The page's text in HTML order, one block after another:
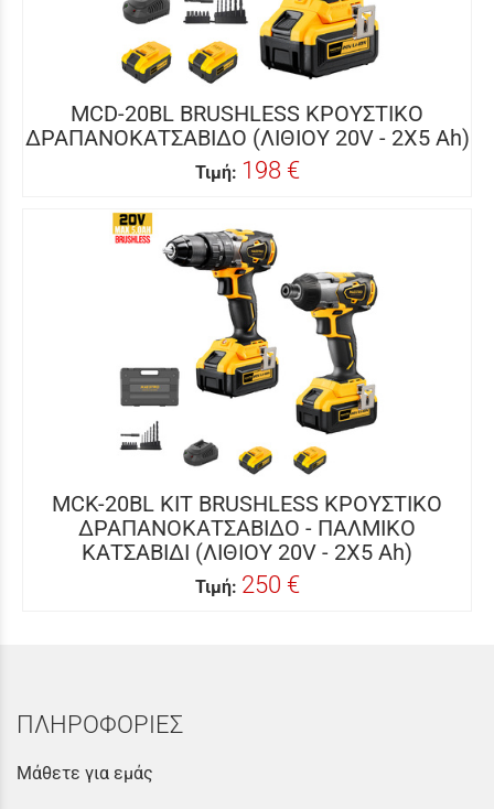
MCD-20BL BRUSHLESS ΚΡΟΥΣΤΙΚΟ
ΔΡΑΠΑΝΟΚΑΤΣΑΒΙΔΟ (ΛΙΘΙΟΥ 20V - 2X5 Ah)
Τιμή: 198 €
MCK-20BL KIT BRUSHLESS ΚΡΟΥΣΤΙΚΟ
ΔΡΑΠΑΝΟΚΑΤΣΑΒΙΔΟ - ΠΑΛΜΙΚΟ
ΚΑΤΣΑΒΙΔΙ (ΛΙΘΙΟΥ 20V - 2X5 Ah)
Τιμή: 250 €
ΠΛΗΡΟΦΟΡΙΕΣ
Μάθετε για εμάς